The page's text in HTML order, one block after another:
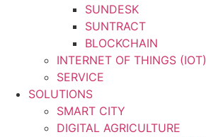
SUNDESK
SUNTRACT
BLOCKCHAIN
INTERNET OF THINGS (IOT)
SERVICE
SOLUTIONS
SMART CITY
DIGITAL AGRICULTURE